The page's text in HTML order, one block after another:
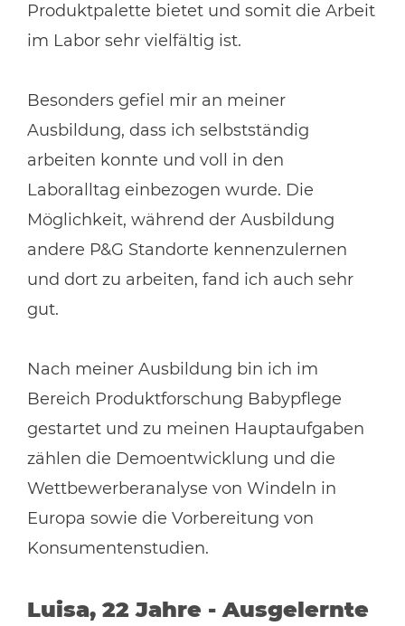
Produktpalette bietet und somit die Arbeit
im Labor sehr vielfältig ist.
Besonders gefiel mir an meiner
Ausbildung, dass ich selbstständig
arbeiten konnte und voll in den
Laboralltag einbezogen wurde. Die
Möglichkeit, während der Ausbildung
andere P&G Standorte kennenzulernen
und dort zu arbeiten, fand ich auch sehr
gut.
Nach meiner Ausbildung bin ich im
Bereich Produktforschung Babypflege
gestartet und zu meinen Hauptaufgaben
zählen die Demoentwicklung und die
Wettbewerberanalyse von Windeln in
Europa sowie die Vorbereitung von
Konsumentenstudien.
Luisa, 22 Jahre - Ausgelernte